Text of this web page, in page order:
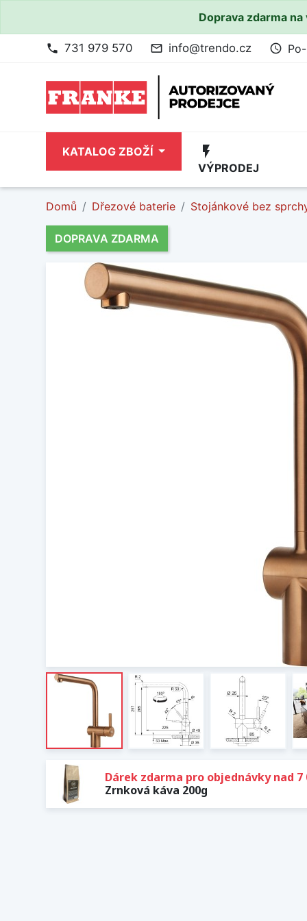
Doprava zdarma
phone 731 979 570 mail_outline info@trendo.cz access_time
KATALOG ZBOŽÍ flash_on
VÝPRODEJ
Domů Dřezové baterie Stojánkové bez
DOPRAVA ZDARMA
Dárek zdarma pro objednávky nad 7
Zrnková káva 200g